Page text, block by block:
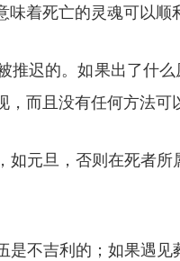
着死亡的灵魂可以
推迟的。如果出了什
而且没有任何方法可
如元旦，否则在死者
不吉利的；如果遇